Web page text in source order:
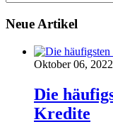
Neue Artikel
Oktober 06, 2022
Die
Kredite